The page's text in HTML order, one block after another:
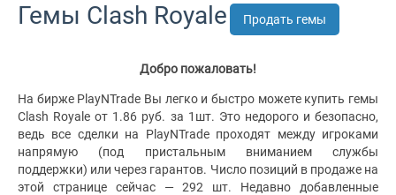
Гемы Clash Royale Продать гемы
Добро пожаловать!
На бирже PlayNTrade Вы легко и быстро можете купить гемы
Clash Royale от 1.86 руб. за 1шт. Это недорого и безопасно,
ведь все сделки на PlayNTrade проходят между игроками
напрямую (под пристальным вниманием службы
поддержки) или через гарантов. Число позиций в продаже на
этой странице сейчас — 292 шт. Недавно добавленные